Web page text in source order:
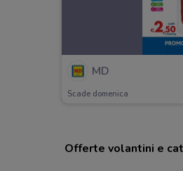
MD
Scade domenica
Offerte volantini e